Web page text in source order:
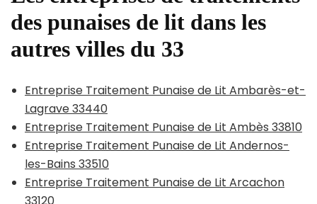
des punaises de lit dans les
autres villes du 33
Entreprise Traitement Punaise de Lit Ambarès-et-
Lagrave 33440
Entreprise Traitement Punaise de Lit Ambès 33810
Entreprise Traitement Punaise de Lit Andernos-
les-Bains 33510
Entreprise Traitement Punaise de Lit Arcachon
33120